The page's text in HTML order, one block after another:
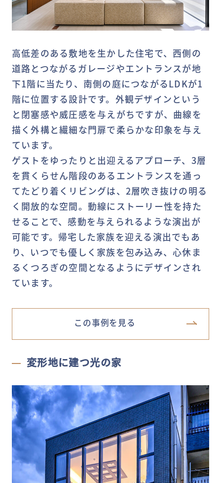
高低差のある敷地を生かした住宅で、西側の
道路とつながるガレージやエントランスが地
下1階に当たり、南側の庭につながるLDKが1
階に位置する設計です。外観デザインという
と閉塞感や威圧感を与えがちですが、曲線を
描く外構と繊細な門扉で柔らかな印象を与え
ています。
ゲストをゆったりと出迎えるアプローチ、3層
を貫くらせん階段のあるエントランスを通っ
てたどり着くリビングは、2層吹き抜けの明る
く開放的な空間。動線にストーリー性を持た
せることで、感動を与えられるような演出が
可能です。帰宅した家族を迎える演出でもあ
り、いつでも優しく家族を包み込み、心休ま
るくつろぎの空間となるようにデザインされ
ています。
この事例を見る
変形地に建つ光の家